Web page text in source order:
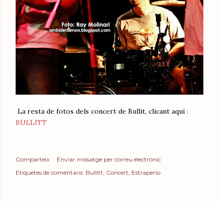
La resta de fotos dels concert de Bullit, clicant aquí :
BULLITT
Comparteix
Enviar missatge per correu electrònic
Etiquetes de comentaris: Bullitt Concert Estraperlo